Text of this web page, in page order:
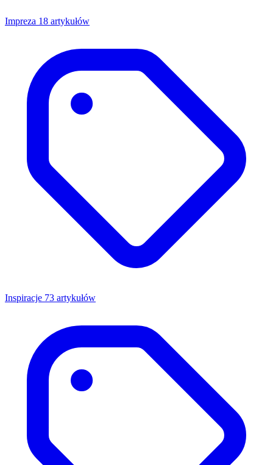
Impreza 18 artykułów
Inspiracje 73 artykułów